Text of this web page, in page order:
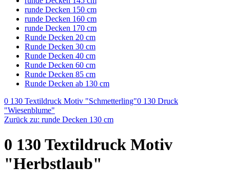
runde Decken 150 cm
runde Decken 160 cm
runde Decken 170 cm
Runde Decken 20 cm
Runde Decken 30 cm
Runde Decken 40 cm
Runde Decken 60 cm
Runde Decken 85 cm
Runde Decken ab 130 cm
0 130 Textildruck Motiv "Schmetterling"0 130 Druck
"Wiesenblume"
Zurück zu: runde Decken 130 cm
0 130 Textildruck Motiv
"Herbstlaub"